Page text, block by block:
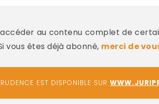
au contenu complet de
vous êtes déjà abonné, merci de
EST DISPONIBLE SUR